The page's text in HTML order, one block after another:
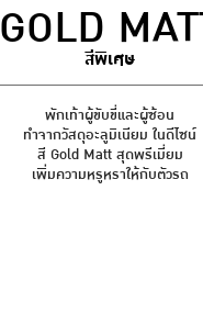
GOLDสีพิเศษ
พักเท้าผู้ขับขี่และผู้ซ้อน
ทำจากวัสดุอะลูมิเนียม ในดีไซน์
สี Gold Matt สุดพรีเมี่ยม
เพิ่มความหรูหราให้กับตัวรถ